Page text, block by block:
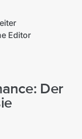
Editor
Der